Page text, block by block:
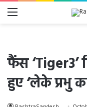
Menu
फैंस ‘Tiger3’
हुए ‘लेके प्रभु